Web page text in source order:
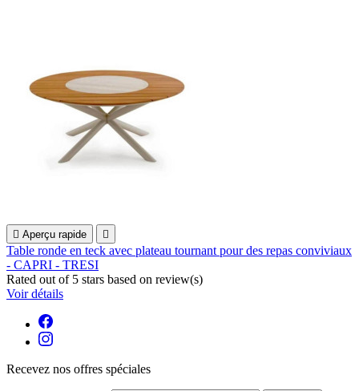
 Aperçu rapide 
Table ronde en teck avec plateau tournant pour des repas conviviaux
- CAPRI - TRESI
Rated out of 5 stars based on review(s)
Voir détails
Recevez nos offres spéciales